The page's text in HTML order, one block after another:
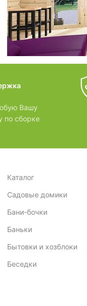
Вашу
по сборке
Каталог
Садовые домики
Бани-бочки
Баньки
Бытовки и хозблоки
Беседки